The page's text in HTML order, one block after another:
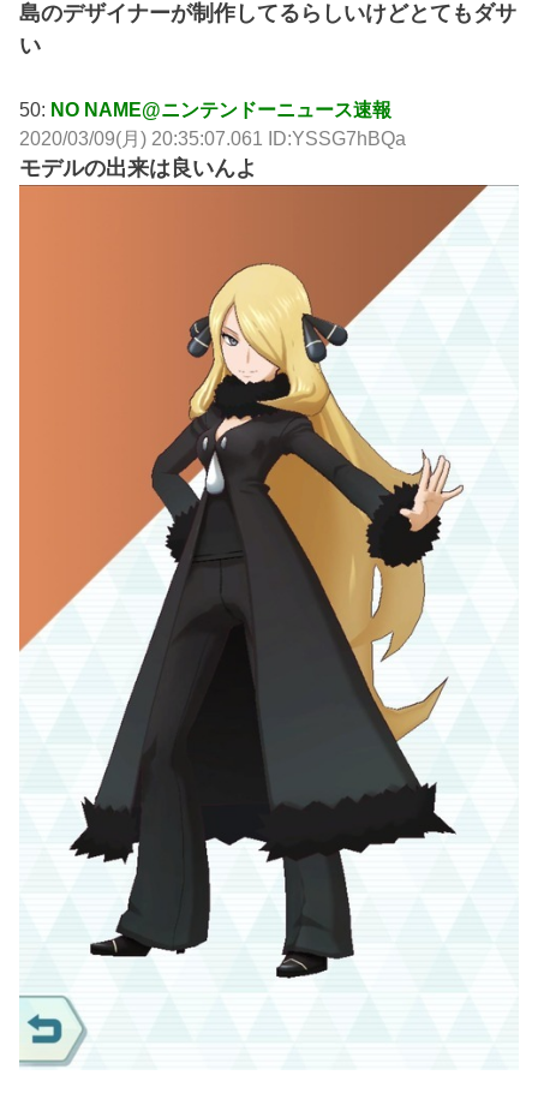
島のデザイナーが制作してるらしいけどとてもダサ
い
50: NO NAME@ニンテンドーニュース速報
2020/03/09(月) 20:35:07.061 ID:YSSG7hBQa
モデルの出来は良いんよ